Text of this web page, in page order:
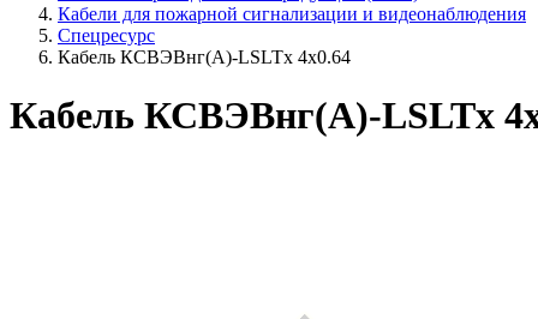
Кабели для пожарной сигнализации и видеонаблюдения
Спецресурс
Кабель КСВЭВнг(A)-LSLTx 4х0.64
Кабель КСВЭВнг(A)-LSLTx